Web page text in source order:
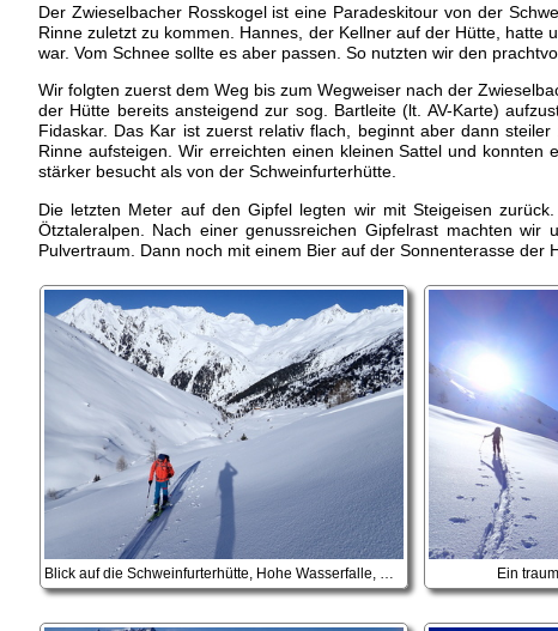
Der Zwieselbacher Rosskogel ist eine Paradeskitour von der
Rinne zuletzt zu kommen. Hannes, der Kellner auf der Hütte,
war. Vom Schnee sollte es aber passen. So nutzten wir den
Wir folgten zuerst dem Weg bis zum Wegweiser nach der
der Hütte bereits ansteigend zur sog. Bartleite (lt. AV-Karte)
Fidaskar. Das Kar ist zuerst relativ flach, beginnt aber dann
Rinne aufsteigen. Wir erreichten einen kleinen Sattel und
stärker besucht als von der Schweinfurterhütte.
Die letzten Meter auf den Gipfel legten wir mit Steigeisen
Ötztaleralpen. Nach einer genussreichen Gipfelrast machten
Pulvertraum. Dann noch mit einem Bier auf der Sonnenterasse der
Blick auf die Schweinfurterhütte, Hohe Wasserfalle, Hochreichkopf etc. Ein